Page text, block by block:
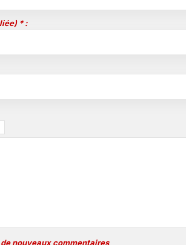
* :
nouveaux commentaires